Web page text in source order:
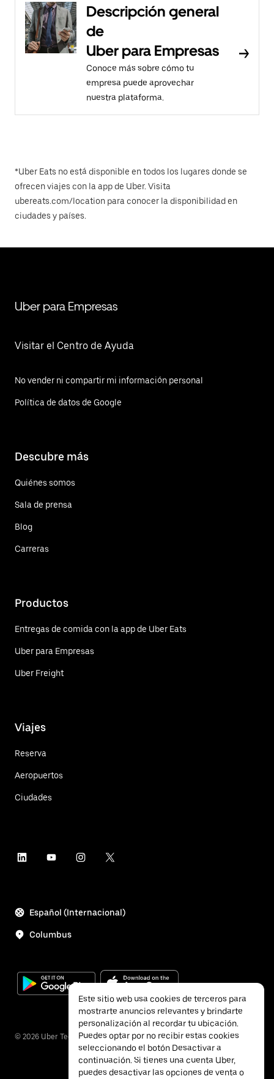
Descripción general
de
Uber para Empresas
Conoce más sobre cómo tu
empresa puede aprovechar
nuestra plataforma.
*Uber Eats no está disponible en todos los lugares donde se
ofrecen viajes con la app de Uber. Visita
ubereats.com/location para conocer la disponibilidad en
ciudades y países.
Uber para Empresas
Visitar el Centro de Ayuda
No vender ni compartir mi información personal
Política de datos de Google
Descubre más
Quiénes somos
Sala de prensa
Blog
Carreras
Productos
Entregas de comida con la app de Uber Eats
Uber para Empresas
Uber Freight
Viajes
Reserva
Aeropuertos
Ciudades
Español (Internacional)
Columbus
© 2026 Uber Technologies Inc.
Este sitio web usa cookies de terceros para
mostrarte anuncios relevantes y brindarte
personalización al recordar tu ubicación.
Puedes optar por no recibir estas cookies
seleccionando el botón Desactivar a
continuación. Si tienes una cuenta Uber,
puedes desactivar las opciones de venta o